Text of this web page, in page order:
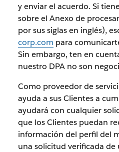
y enviar el acuerdo. Si
sobre el Anexo de
por sus siglas en inglés),
corp.com para
Sin embargo, ten en
nuestro DPA no son
Como proveedor de
ayuda a sus Clientes a
ayudará con cualquier
que los Clientes puedan
información del perfil del
una solicitud verificada